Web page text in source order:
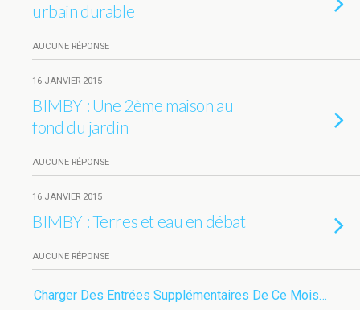
urbain durable
AUCUNE RÉPONSE
16 JANVIER 2015
BIMBY : Une 2ème maison au
fond du jardin
AUCUNE RÉPONSE
16 JANVIER 2015
BIMBY : Terres et eau en débat
AUCUNE RÉPONSE
Charger Des Entrées Supplémentaires De Ce Mois…